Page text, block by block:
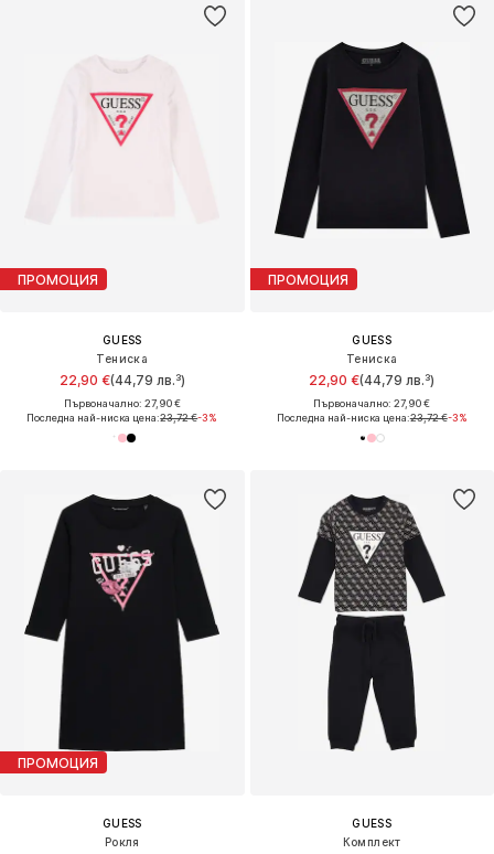
ПРОМОЦИЯ
GUESS
Тениска
22,90 €(44,79 лв.³)
Първоначално: 27,90 €
Последна най-ниска цена:23,72 €-3%
ПРОМОЦИЯ
GUESS
Тениска
22,90 €(44,79 лв.³)
Първоначално: 27,90 €
Последна най-ниска цена:23,72 €-3%
ПРОМОЦИЯ
GUESS
Рокля
GUESS
Комплект